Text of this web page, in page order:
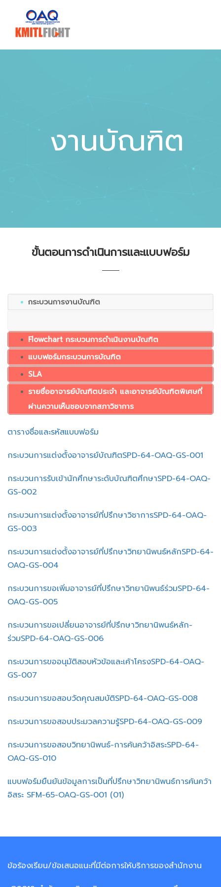
งานบัณฑิต
ขั้นตอนการดำเนินการและแบบฟอร์ม
กระบวนการงานบัณฑิต
Flowchart กระบวนการดำเนินงานบัณฑิต
แบบฟอร์มกระบวนการบัณฑิต
SLA
รายชื่ออาจารย์บัณฑิตประจำ และอาจารย์บัณฑิตพิเศษที่
ผ่านความเห็นชอบจากสภาวิชาการ
ตารางชื่อและรหัสแบบฟอร์ม
กระบวนการแต่งตั้งอาจารย์บัณฑิตSPD-64-OAQ-GS-001
กระบวนการรับเข้านักศึกษาระดับบัณฑิตศึกษาSPD-64-OAQ-
GS-002
กระบวนการแต่งตั้งอาจารย์ที่ปรึกษาวิชาการSPD-64-OAQ-
GS-003
กระบวนการแต่งตั้งอาจารย์ที่ปรึกษาวิทยานิพนธ์หลักSPD-64-
OAQ-GS-004
กระบวนการขอเพิ่มอาจารย์ที่ปรึกษาวิทยานิพนธ์ร่วมSPD-64-
OAQ-GS-005
กระบวนการขอเปลี่ยนอาจารย์ที่ปรึกษาวิทยานิพนธ์หลัก-
ร่วมSPD-64-OAQ-GS-006
กระบวนการขออนุมัติสอบหัวข้อและเค้าโครงSPD-64-OAQ-
GS-007
กระบวนการขอสอบวัดคุณสมบัติSPD-64-OAQ-GS-008
กระบวนการขอสอบประมวลความรู้SPD-64-OAQ-GS-009
กระบวนการขอสอบวิทยานิพนธ์-การค้นคว้าอิสระSPD-64-
OAQ-GS-010
แบบฟอร์มยืนยันข้อมูลการเป็นที่ปรึกษาวิทยานิพนธ์การค้นคว้า
อิสระ SFM-65-OAQ-GS-001 (01)
ข้อร้องเรียน/ข้อเสนอแนะที่มีต่อการให้บริการของสำนักงาน